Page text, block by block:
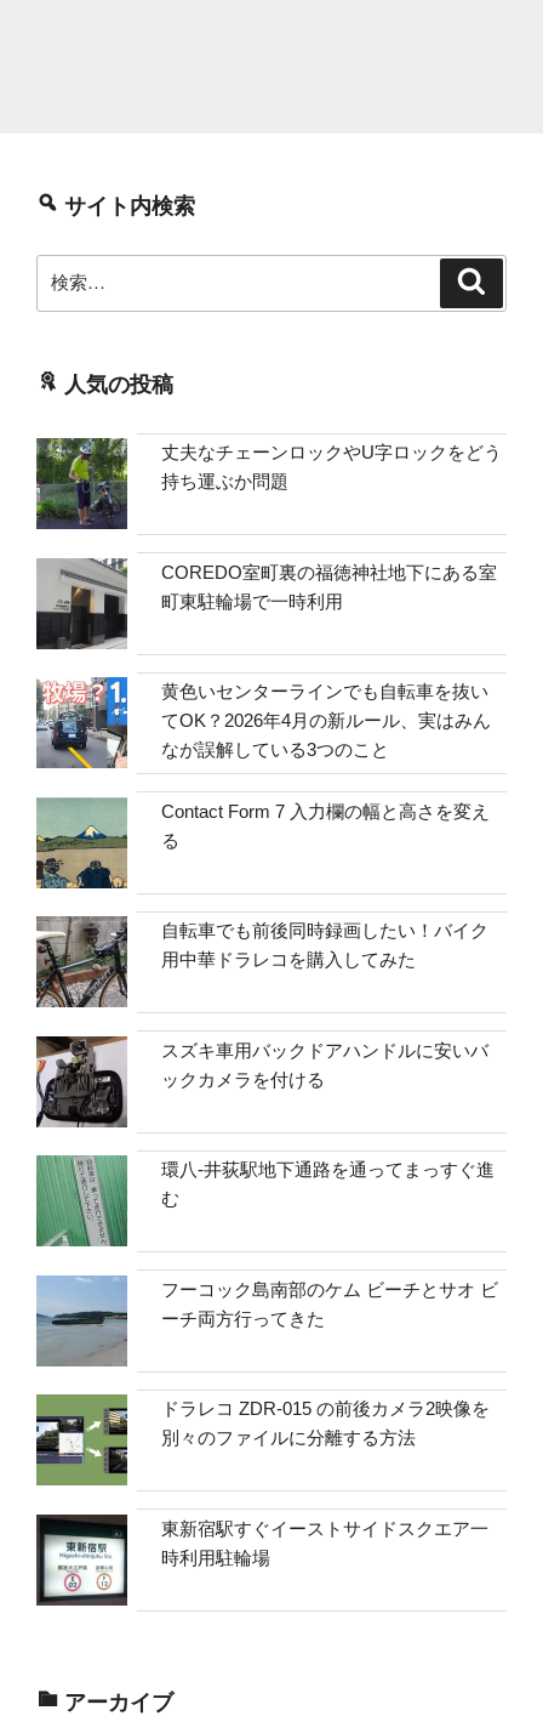
サイト内検索
索:
人気の投稿
丈夫なチェーンロックやU字ロックをどう
持ち運ぶか問題
COREDO室町裏の福徳神社地下にある室
町東駐輪場で一時利用
黄色いセンターラインでも自転車を抜い
てOK？2026年4月の新ルール、実はみん
なが誤解している3つのこと
Contact Form 7 入力欄の幅と高さを変え
る
自転車でも前後同時録画したい！バイク
用中華ドラレコを購入してみた
スズキ車用バックドアハンドルに安いバ
ックカメラを付ける
環八-井荻駅地下通路を通ってまっすぐ進
む
フーコック島南部のケム ビーチとサオ ビ
ーチ両方行ってきた
ドラレコ ZDR-015 の前後カメラ2映像を
別々のファイルに分離する方法
東新宿駅すぐイーストサイドスクエア一
時利用駐輪場
アーカイブ